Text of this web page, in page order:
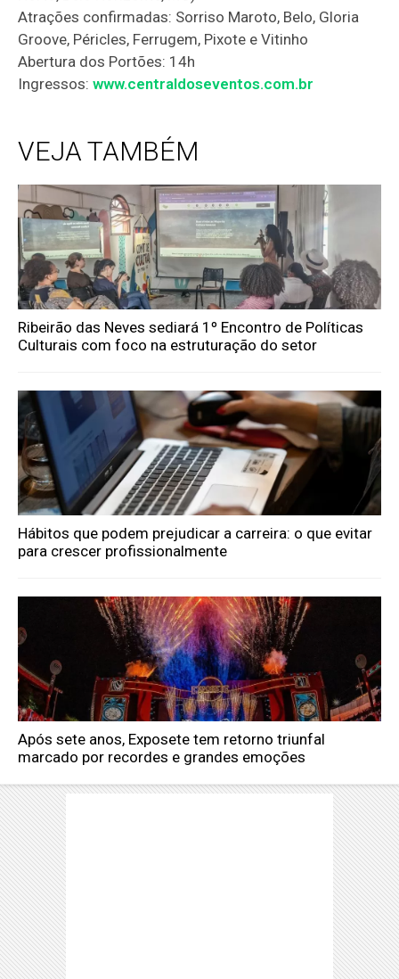
Atrações confirmadas: Sorriso Maroto, Belo, Gloria
Groove, Péricles, Ferrugem, Pixote e Vitinho
Abertura dos Portões: 14h
Ingressos:www.centraldoseventos.com.br
VEJA TAMBÉM
Ribeirão das Neves sediará 1º Encontro de Políticas
Culturais com foco na estruturação do setor
Hábitos que podem prejudicar a carreira: o que evitar
para crescer profissionalmente
Após sete anos, Exposete tem retorno triunfal
marcado por recordes e grandes emoções